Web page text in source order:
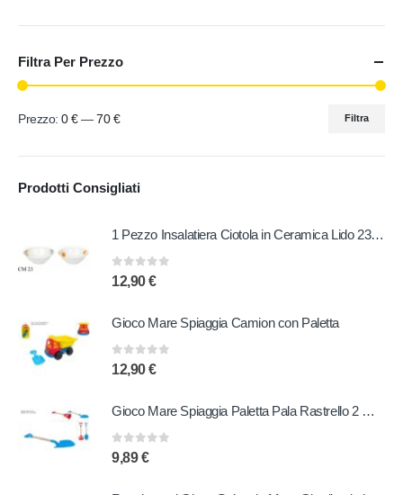
Filtra Per Prezzo
Filtra
Prezzo:0 €—70 €
Prodotti Consigliati
1 Pezzo Insalatiera Ciotola in Ceramica Lido 23 cm 2 Decori
0out of 5
12,90€
Gioco Mare Spiaggia Camion con Paletta
0out of 5
12,90€
Gioco Mare Spiaggia Paletta Pala Rastrello 2 Modelli
0 out of 5
9,89€